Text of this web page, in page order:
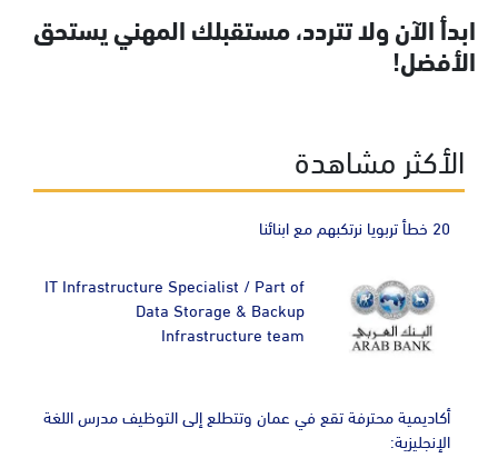
ابدأ الآن ولا تتردد، مستقبلك المهني يستحق
الأفضل!
الأكثر مشاهدة
20 خطأ تربويا نرتكبهم مع ابنائنا
IT Infrastructure Specialist / Part of
Data Storage & Backup
Infrastructure team
أكاديمية محترفة تقع في عمان وتتطلع إلى التوظيف مدرس اللغة
الإنجليزية: